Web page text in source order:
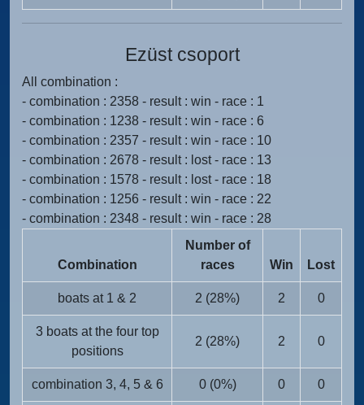
Ezüst csoport
All combination :
- combination : 2358 - result : win - race : 1
- combination : 1238 - result : win - race : 6
- combination : 2357 - result : win - race : 10
- combination : 2678 - result : lost - race : 13
- combination : 1578 - result : lost - race : 18
- combination : 1256 - result : win - race : 22
- combination : 2348 - result : win - race : 28
Combination
Number of
races
Win Lost
boats at 1 & 2 2 (28%) 2 0
3 boats at the four top
positions
2 (28%) 2 0
combination 3, 4, 5 & 6 0 (0%) 0 0